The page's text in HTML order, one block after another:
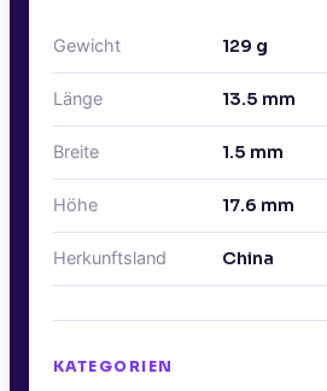
Gewicht 129 g
Länge 13.5 mm
Breite 1.5 mm
Höhe 17.6 mm
Herkunftsland China
KATEGORIEN